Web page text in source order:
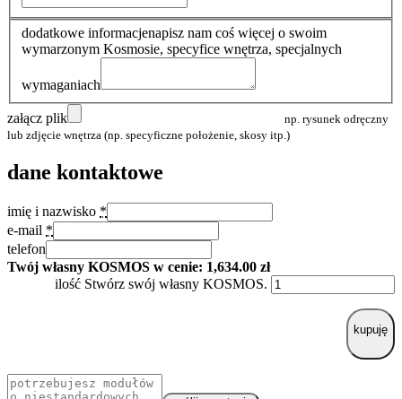
dodatkowe informacjenapisz nam coś więcej o swoim
wymarzonym Kosmosie, specyfice wnętrza, specjalnych
wymaganiach
załącz plik
np. rysunek odręczny
lub zdjęcie wnętrza (np. specyficzne położenie, skosy itp.)
dane kontaktowe
imię i nazwisko *
e-mail *
telefon
Twój własny KOSMOS w cenie: 1,634.00 zł
ilość Stwórz swój własny KOSMOS.
kupuję